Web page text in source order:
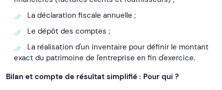
La déclaration fiscale annuelle ;
Le dépôt des comptes ;
La réalisation d'un inventaire pour définir le montant
exact du patrimoine de l'entreprise en fin d'exercice.
Bilan et compte de résultat simplifié : Pour qui ?